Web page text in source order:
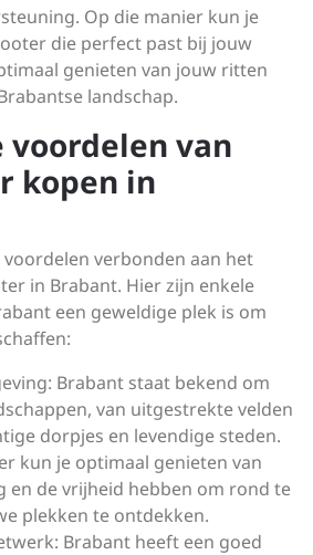
Op die manier kun je
die perfect past bij jouw
genieten van jouw ritten
landschap.
voordelen van
kopen in
verbonden aan het
in Brabant. Hier zijn enkele
een geweldige plek is om
Brabant staat bekend om
van uitgestrekte velden
dorpjes en levendige steden.
kun je optimaal genieten van
en de vrijheid hebben om rond te
plekken te ontdekken.
Brabant heeft een goed